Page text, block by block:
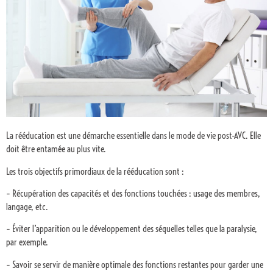
La rééducation est une démarche essentielle dans le mode de vie post-AVC. Elle
doit être entamée au plus vite.
Les trois objectifs primordiaux de la rééducation sont :
– Récupération des capacités et des fonctions touchées : usage des membres,
langage, etc.
– Éviter l’apparition ou le développement des séquelles telles que la paralysie,
par exemple.
– Savoir se servir de manière optimale des fonctions restantes pour garder une